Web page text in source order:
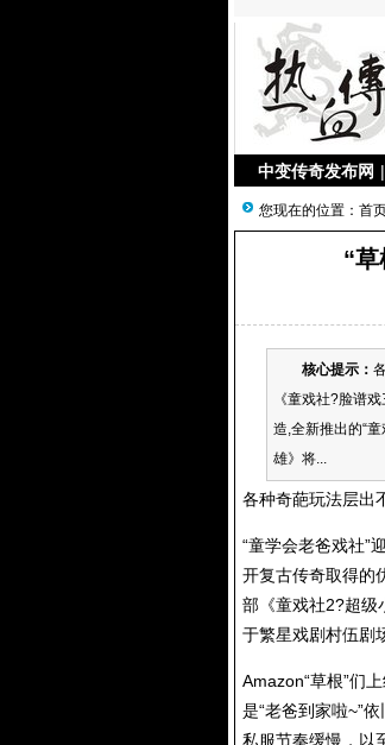
中变传奇发布网 |
您现在的位置： 首
“
核心提示：
《童戏社?脸谱
造,全新推出的“
雄》将...
各种奇葩玩法层出
“童学会老爸戏社”
开复古传奇取得的
部《童戏社2?超级
于繁星戏剧村伍剧
Amazon“草根”们
是“老爸到家啦~”
私服节奏缓慢，以